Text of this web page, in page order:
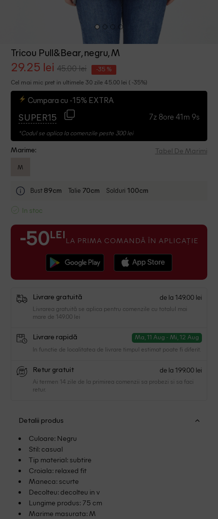
Tricou Pull&Bear, negru, M
29.25 lei 45.00 lei -35 %
Cel mai mic pret in ultimele 30 zile 45.00 lei ( -35%)
Cumpara cu -15% EXTRA
SUPER15 7z 8ore 41m 8s
*Codul se aplica la comenzile peste 300 lei
Marime: Tabel De Marimi
M
Bust 89cm Talie 70cm Solduri 100cm
In stoc
-50 LEI LA PRIMA COMANDĂ ÎN APLICAȚIE
Livrare gratuită de la 149.00 lei
Livrarea gratuită se aplica pentru comenzile cu totalul mai
mare de 149.00 lei
Livrare rapidă Ma, 11 Aug - Mi, 12 Aug
In functie de localitatea de livrare timpul estimat poate fi diferit.
Retur gratuit de la 199.00 lei
Ai termen 14 zile de la primirea comenzii sa probezi si sa faci
retur.
Detalii produs
Culoare: Negru
Stil: casual
Tip material: subtire
Croiala: relaxed fit
Maneca: scurte
Decolteu: decolteu in v
Lungime produs: 75 cm
Marime masurata: M